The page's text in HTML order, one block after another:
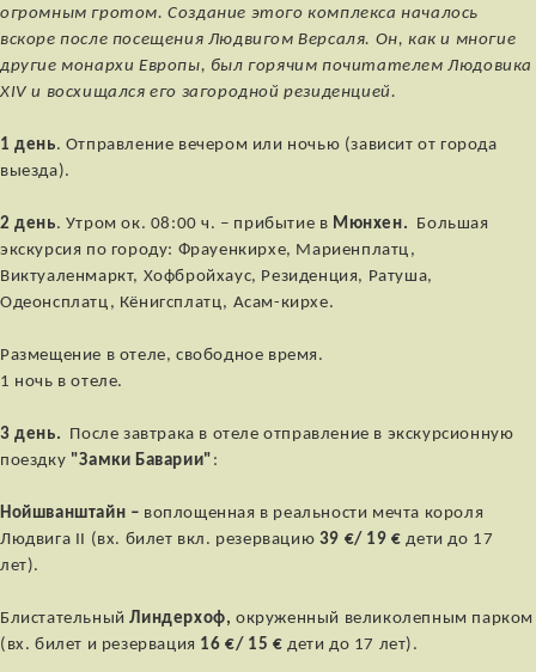
огромным гротом. Создание этого комплекса началось
вскоре после посещения Людвигом Версаля. Он, как и многие
другие монархи Европы, был горячим почитателем Людовика
XIV и восхищался его загородной резиденцией.
1 день. Отправление вечером или ночью (зависит от города
выезда).
2 день. Утром ок. 08:00 ч. – прибытие в Мюнхен. Большая
экскурсия по городу: Фрауенкирхе, Мариенплатц,
Виктуаленмаркт, Хофбройхаус, Резиденция, Ратуша,
Одеонсплатц, Кёнигсплатц, Асам-кирхе.
Размещение в отеле, свободное время.
1 ночь в отеле.
3 день. После завтрака в отеле отправление в экскурсионную
поездку "Замки Баварии":
Нойшванштайн – воплощенная в реальности мечта короля
Людвига II (вх. билет вкл. резервацию 39 €/ 19 €дети до 17
лет).
БлистательныйЛиндерхоф,окруженный великолепным парком
(вх. билет и резервация 16 €/ 15 €дети до 17 лет).